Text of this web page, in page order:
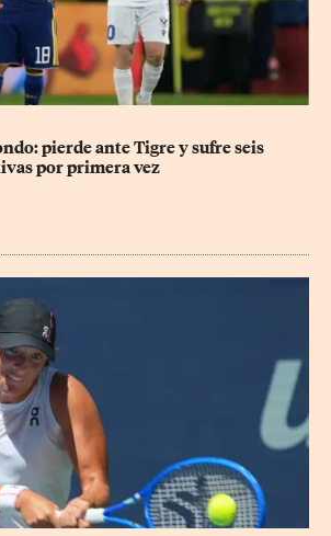
pierde ante Tigre y sufre seis
por primera vez